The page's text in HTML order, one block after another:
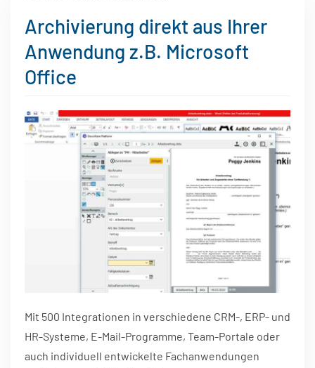
Archivierung direkt aus Ihrer
Anwendung z.B. Microsoft
Office
Mit 500 Integrationen in verschiedene CRM-, ERP- und
HR-Systeme, E-Mail-Programme, Team-Portale oder
auch individuell entwickelte Fachanwendungen